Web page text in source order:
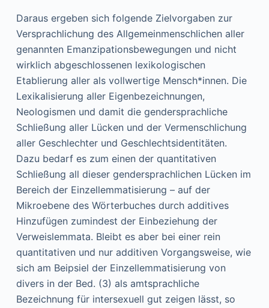
Daraus ergeben sich folgende Zielvorgaben zur
Versprachlichung des Allgemeinmenschlichen aller
genannten Emanzipationsbewegungen und nicht
wirklich abgeschlossenen lexikologischen
Etablierung aller als vollwertige Mensch*innen. Die
Lexikalisierung aller Eigenbezeichnungen,
Neologismen und damit die gendersprachliche
Schließung aller Lücken und der Vermenschlichung
aller Geschlechter und Geschlechtsidentitäten.
Dazu bedarf es zum einen der quantitativen
Schließung all dieser gendersprachlichen Lücken im
Bereich der Einzellemmatisierung – auf der
Mikroebene des Wörterbuches durch additives
Hinzufügen zumindest der Einbeziehung der
Verweislemmata. Bleibt es aber bei einer rein
quantitativen und nur additiven Vorgangsweise, wie
sich am Beipsiel der Einzellemmatisierung von
divers in der Bed. (3) als amtsprachliche
Bezeichnung für intersexuell gut zeigen lässt, so